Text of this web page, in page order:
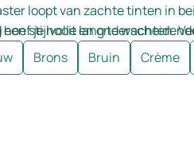
loopt van zachte tinten in
stijlvolle en
hoef je nooit lang te wachten.
Brons Bruin Crème